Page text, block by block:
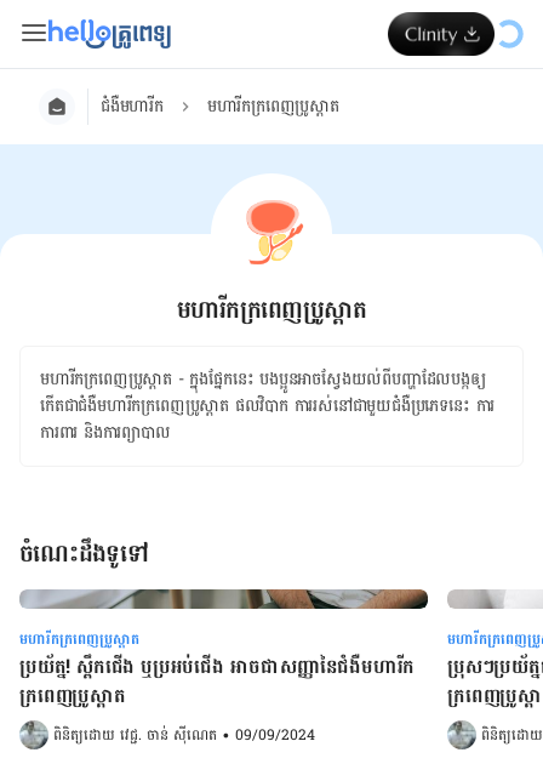
ជំងឺមហារីក មហារីកក្រពេញប្រូស្តាត
មហារីកក្រពេញប្រូស្តាត
មហារីកក្រពេញ​ប្រូស្ដាត​​ - ក្នុង​ផ្នែក​នេះ ​បងប្អូន​អាច​ស្វែងយល់​ពី​បញ្ហា​ដែល​បង្ក​ឲ្យ​
កើត​ជា​ជំងឺ​មហារីក​​ក្រពេញ​ប្រូស្ដាត​ ​ផលវិបាក ​ការ​រស់​នៅ​ជា​មួយ​ជំងឺប្រភេទ​នេះ ការ
ការពារ​ និង​ការ​ព្យាបាល
ចំណេះដឹងទូទៅ
មហារីកក្រពេញប្រូស្តាត
ប្រយ័ត្ន! ស្ពឹកជើង ឬប្រអប់ជើង អាចជាសញ្ញានៃជំងឺមហារីក
ក្រពេញប្រូស្តាត
ពិនិត្យដោយ វេជ្ជ. ចាន់ ស៊ីណេត • 09/09/2024
មហារីកក្រពេញប្រូ
ប្រុសៗប្រយ័ត្
ក្រពេញ​ប្រូស្ត
ពិនិត្យដោ